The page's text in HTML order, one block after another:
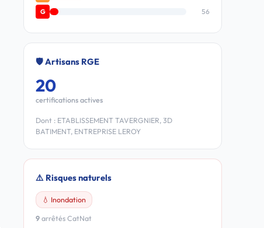
G 56
🛡️ Artisans RGE
20
certifications actives
Dont : ETABLISSEMENT TAVERGNIER, 3D
BATIMENT, ENTREPRISE LEROY
⚠️ Risques naturels
💧 Inondation
9 arrêtés CatNat